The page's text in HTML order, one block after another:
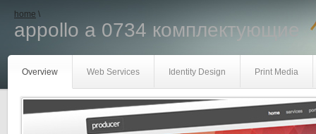
home \
appollo a 0734 комплектующие
Overview Web Services Identity Design Print Media